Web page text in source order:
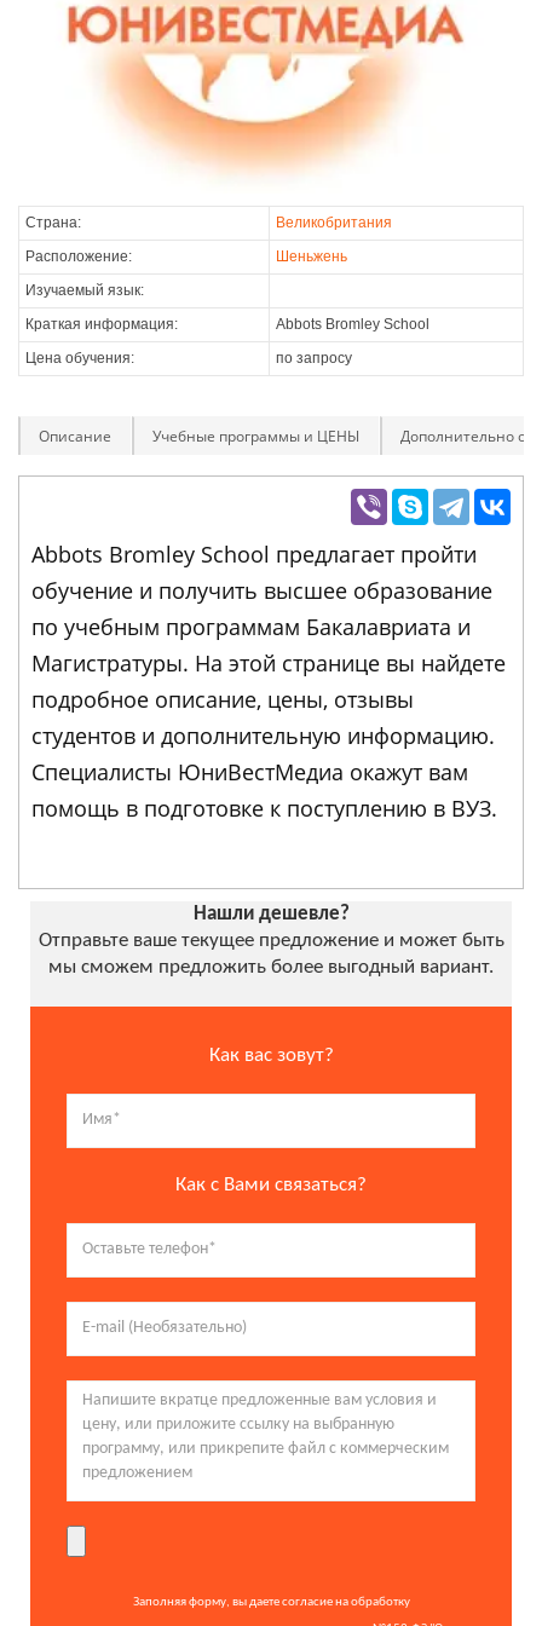
Страна:
Великобритания
Расположение:
Шеньжень
Изучаемый язык:
Краткая информация:
Abbots Bromley School
Цена обучения:
по запросу
Описание Учебные программы и ЦЕНЫ Дополнительно
Abbots Bromley School предлагает пройти
обучение и получить высшее образование
по учебным программам Бакалавриата и
Магистратуры. На этой странице вы найдете
подробное описание, цены, отзывы
студентов и дополнительную информацию.
Специалисты ЮниВестМедиа окажут вам
помощь в подготовке к поступлению в ВУЗ.
Нашли дешевле?
Отправьте ваше текущее предложение и может быть
мы сможем предложить более выгодный вариант.
Как вас зовут?
Как с Вами связаться?
Заполняя форму, вы даете согласие на обработку